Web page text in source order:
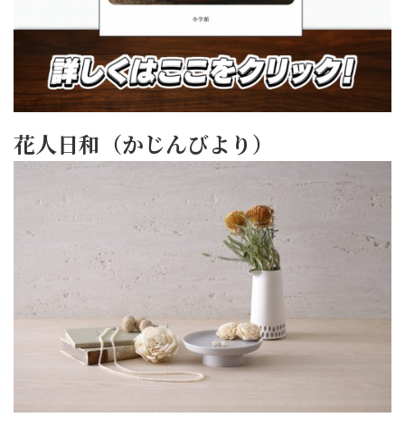
花人日和（かじんびより）